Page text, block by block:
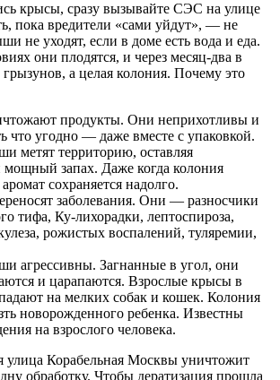
крысы, сразу вызывайте СЭС на улице
пока вредители «сами уйдут», — не
не уходят, если в доме есть вода и еда.
они плодятся, и через месяц-два в
грызунов, а целая колония. Почему это
продукты. Они неприхотливы и
что угодно — даже вместе с упаковкой.
метят территорию, оставляя
мощный запах. Даже когда колония
сохраняется надолго.
заболевания. Они — разносчики
тифа, Ку-лихорадки, лептоспироза,
рожистых воспалений, туляремии,
агрессивны. Загнанные в угол, они
и царапаются. Взрослые крысы в
на мелких собак и кошек. Колония
новорожденного ребенка. Известны
на взрослого человека.
улица Корабельная Москвы уничтожит
обработку. Чтобы дератизация прошла